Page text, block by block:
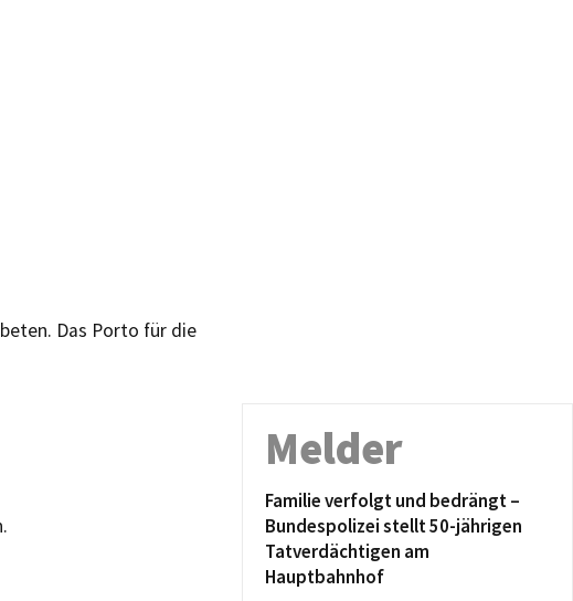
Das Porto für die
Melder
Familie verfolgt und bedrängt –
Bundespolizei stellt 50-jährigen
Tatverdächtigen am
Hauptbahnhof